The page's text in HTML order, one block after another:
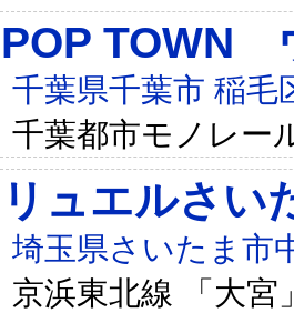
POP TOWN
千葉県千葉市 稲毛
千葉都市モノレー
リュエルさい
埼玉県さいたま市
京浜東北線 「大宮